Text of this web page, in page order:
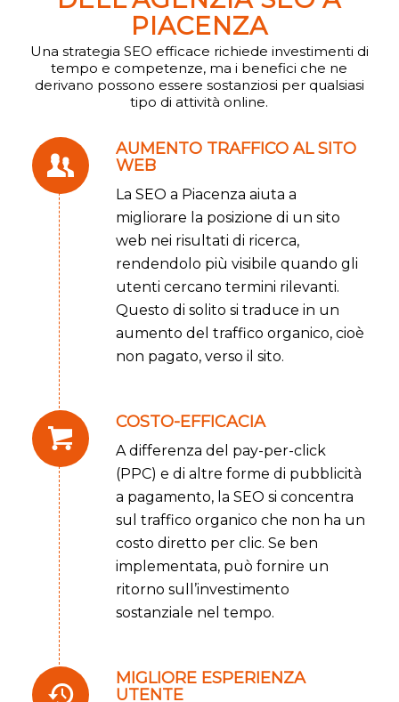
PIACENZA
Una strategia SEO efficace richiede investimenti di
tempo e competenze, ma i benefici che ne
derivano possono essere sostanziosi per qualsiasi
tipo di attività online.
AUMENTO TRAFFICO AL SITO
WEB
La SEO a Piacenza aiuta a
migliorare la posizione di un sito
web nei risultati di ricerca,
rendendolo più visibile quando gli
utenti cercano termini rilevanti.
Questo di solito si traduce in un
aumento del traffico organico, cioè
non pagato, verso il sito.
COSTO-EFFICACIA
A differenza del pay-per-click
(PPC) e di altre forme di pubblicità
a pagamento, la SEO si concentra
sul traffico organico che non ha un
costo diretto per clic. Se ben
implementata, può fornire un
ritorno sull’investimento
sostanziale nel tempo.
MIGLIORE ESPERIENZA
UTENTE